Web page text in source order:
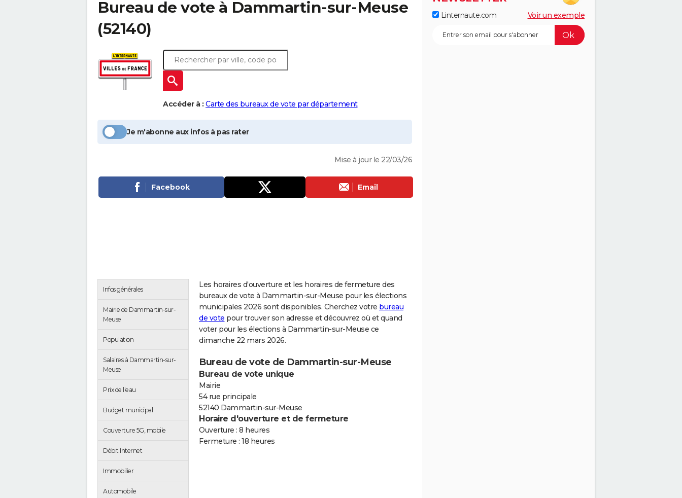
Bureau de vote à Dammartin-sur-Meuse
(52140)
Accéder à : Carte des bureaux de vote par département
Je m'abonne aux infos à pas rater
Mise à jour le 22/03/26
Facebook Email
Infos générales
Mairie de Dammartin-sur-
Meuse
Population
Salaires à Dammartin-sur-
Meuse
Prix de l'eau
Budget municipal
Couverture 5G, mobile
Débit Internet
Immobilier
Automobile
Les horaires d'ouverture et les horaires de fermeture des
bureaux de vote à Dammartin-sur-Meuse pour les élections
municipales 2026 sont disponibles. Cherchez votre bureau
de vote pour trouver son adresse et découvrez où et quand
voter pour les élections à Dammartin-sur-Meuse ce
dimanche 22 mars 2026.
Bureau de vote de Dammartin-sur-Meuse
Bureau de vote unique
Mairie
54 rue principale
52140 Dammartin-sur-Meuse
Horaire d'ouverture et de fermeture
Ouverture : 8 heures
Fermeture : 18 heures
Linternaute.com Voir un exemple